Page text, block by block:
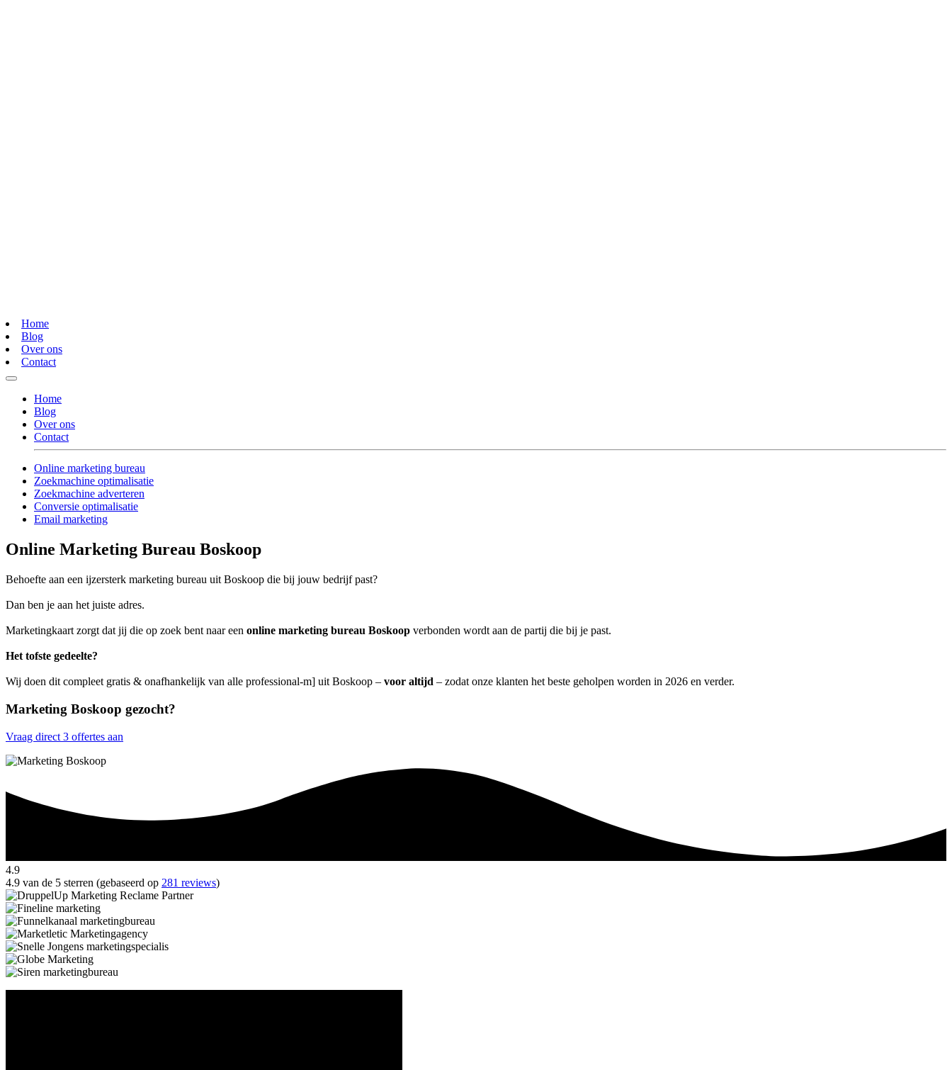
Home
Blog
Over ons
Contact
Home
Blog
Over ons
Contact
Online marketing bureau
Zoekmachine optimalisatie
Zoekmachine adverteren
Conversie optimalisatie
Email marketing
Online Marketing Bureau Boskoop
Behoefte aan een ijzersterk marketing bureau uit Boskoop die bij jouw bedrijf past?
Dan ben je aan het juiste adres.
Marketingkaart zorgt dat jij die op zoek bent naar een online marketing bureau Boskoop verbonden wordt aan de partij die bij je past.
Het tofste gedeelte?
Wij doen dit compleet gratis & onafhankelijk van alle professional-m] uit Boskoop – voor altijd – zodat onze klanten het beste geholpen worden in 2026 en verder.
Marketing Boskoop gezocht?
Vraag direct 3 offertes aan
4.9
4.9 van de 5 sterren (gebaseerd op 281 reviews)